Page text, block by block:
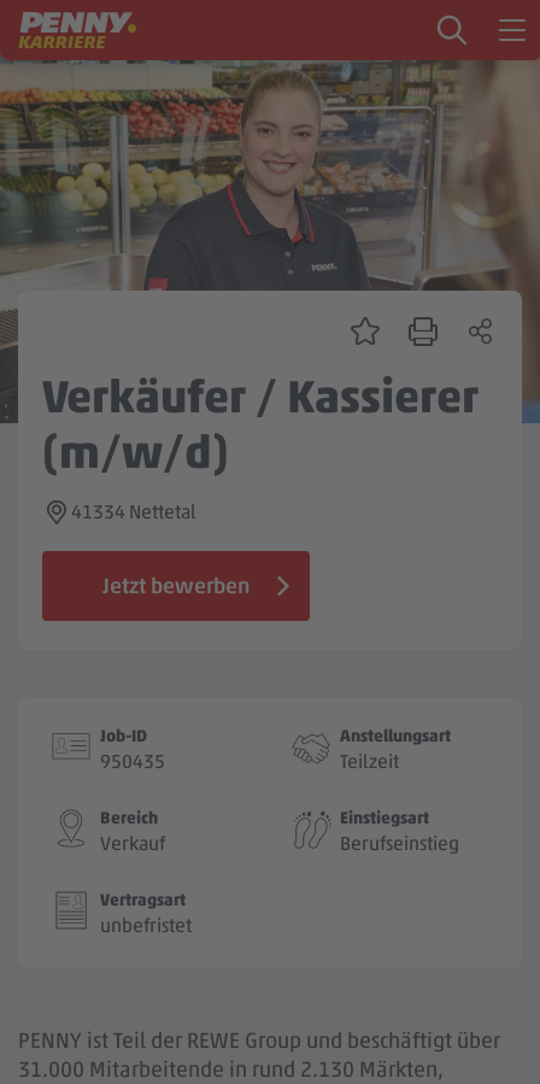
Zum Inhalt springen
Startseite
PENNY als Arbeitgeber
Ausbildung
Markt
Zentrale & Vertrieb
Mein Kandidat:innenprofil
Jobbörse
Verkäufer / Kassierer
(m/w/d)
41334 Nettetal
Jetzt bewerben
Job-ID
950435
Anstellungsart
Teilzeit
Bereich
Verkauf
Einstiegsart
Berufseinstieg
Vertragsart
unbefristet
PENNY ist Teil der REWE Group und beschäftigt über
31.000 Mitarbeitende in rund 2.130 Märkten,